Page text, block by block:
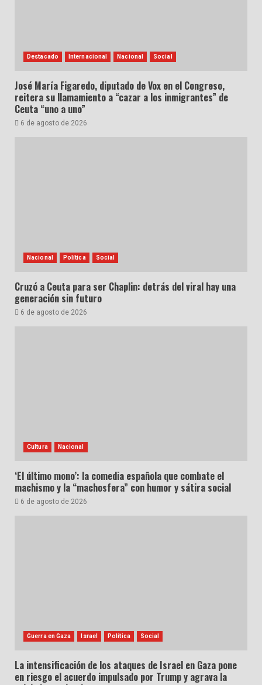
Destacado Internacional Nacional Social
José María Figaredo, diputado de Vox en el Congreso,
reitera su llamamiento a “cazar a los inmigrantes” de
Ceuta “uno a uno”
6 de agosto de 2026
Nacional Política Social
Cruzó a Ceuta para ser Chaplin: detrás del viral hay una
generación sin futuro
6 de agosto de 2026
Cultura Nacional
‘El último mono’: la comedia española que combate el
machismo y la “machosfera” con humor y sátira social
6 de agosto de 2026
Guerra en Gaza Israel Política Social
La intensificación de los ataques de Israel en Gaza pone
en riesgo el acuerdo impulsado por Trump y agrava la